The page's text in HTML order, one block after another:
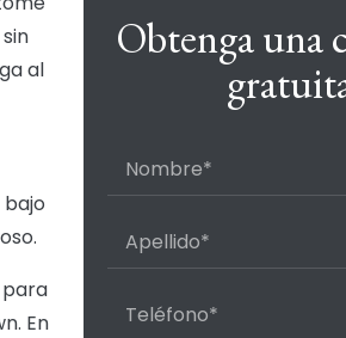
al
para
En
Obtenga una